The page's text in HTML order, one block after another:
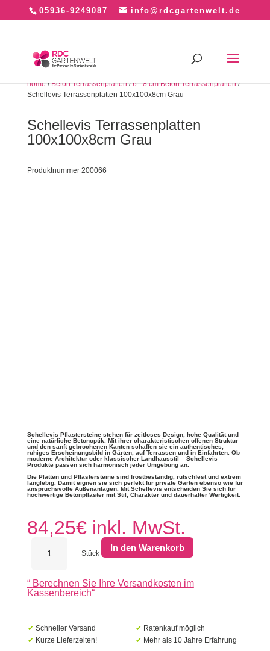
05936-9249087 info@rdcgartenwelt.de
home/Beton Terrassenplatten/6 - 8 cm Beton Terrassenplatten/
Schellevis Terrassenplatten 100x100x8cm Grau
Schellevis Terrassenplatten
100x100x8cm Grau
Produktnummer 200066
Schellevis Pflastersteine stehen für zeitloses Design, hohe Qualität und
eine natürliche Betonoptik. Mit ihrer charakteristischen offenen Struktur
und den sanft gebrochenen Kanten schaffen sie ein authentisches,
ruhiges Erscheinungsbild in Gärten, auf Terrassen und in Einfahrten. Ob
moderne Architektur oder klassischer Landhausstil – Schellevis
Produkte passen sich harmonisch jeder Umgebung an.
Die Platten und Pflastersteine sind frostbeständig, rutschfest und extrem
langlebig. Damit eignen sie sich perfekt für private Gärten ebenso wie für
anspruchsvolle Außenanlagen. Mit Schellevis entscheiden Sie sich für
hochwertige Betonpflaster mit Stil, Charakter und dauerhafter Wertigkeit.
84,25€ inkl. MwSt.
Terrassenplatten
Menge
Stück
In den Warenkorb
“ Berechnen Sie Ihre Versandkosten im
Kassenbereich“
✔ Schneller Versand ✔ Ratenkauf möglich
✔ Kurze Lieferzeiten! ✔ Mehr als 10 Jahre Erfahrung